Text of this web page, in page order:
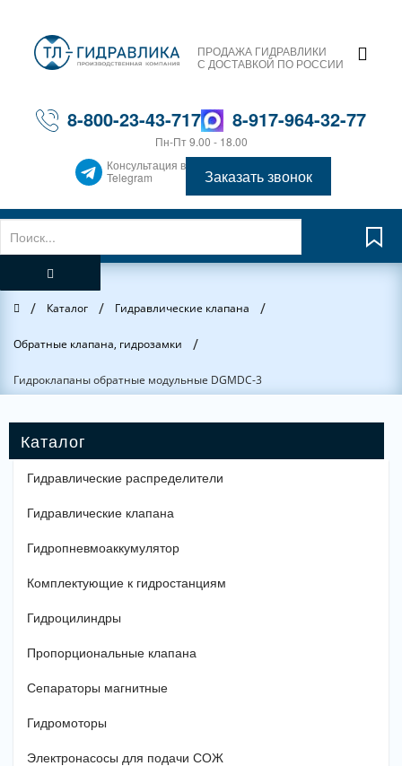
ПРОДАЖА ГИДРАВЛИКИ
С ДОСТАВКОЙ ПО РОССИИ
8-800-23-43-717 8-917-964-32-77
Пн-Пт 9.00 - 18.00
Консультация в
Telegram
Заказать звонок
Главная
/ Каталог / Гидравлические клапана /
Обратные клапана, гидрозамки /
Гидроклапаны обратные модульные DGMDC-3
Гидравлические распределители
Гидравлические клапана
Гидропневмоаккумулятор
Комплектующие к гидростанциям
Гидроцилиндры
Пропорциональные клапана
Сепараторы магнитные
Гидромоторы
Электронасосы для подачи СОЖ